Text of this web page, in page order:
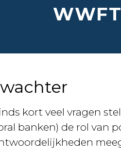
WWFT
kort veel vragen
banken) de rol